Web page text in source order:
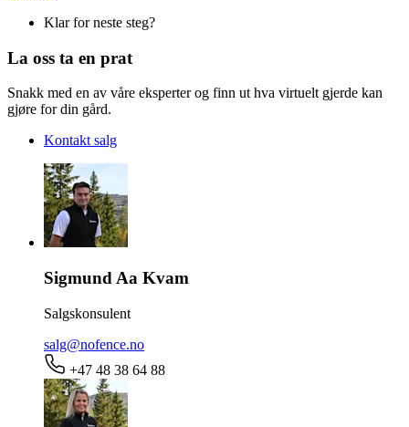
Klar for neste steg?
La oss ta en prat
Snakk med en av våre eksperter og finn ut hva virtuelt gjerde kan
gjøre for din gård.
Kontakt salg
Sigmund Aa Kvam
Salgskonsulent
salg@nofence.no
+47 48 38 64 88